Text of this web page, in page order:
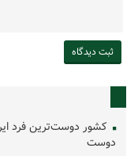
کشور دوست‌ترین فرد
دوست